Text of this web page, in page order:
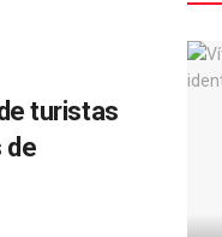
turistas
de